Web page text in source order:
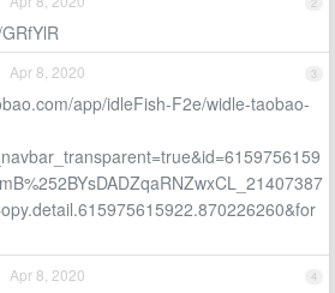
3
Apr 8, 2020
app/idleFish-F2e/widle-taobao-
4
Apr 8, 2020